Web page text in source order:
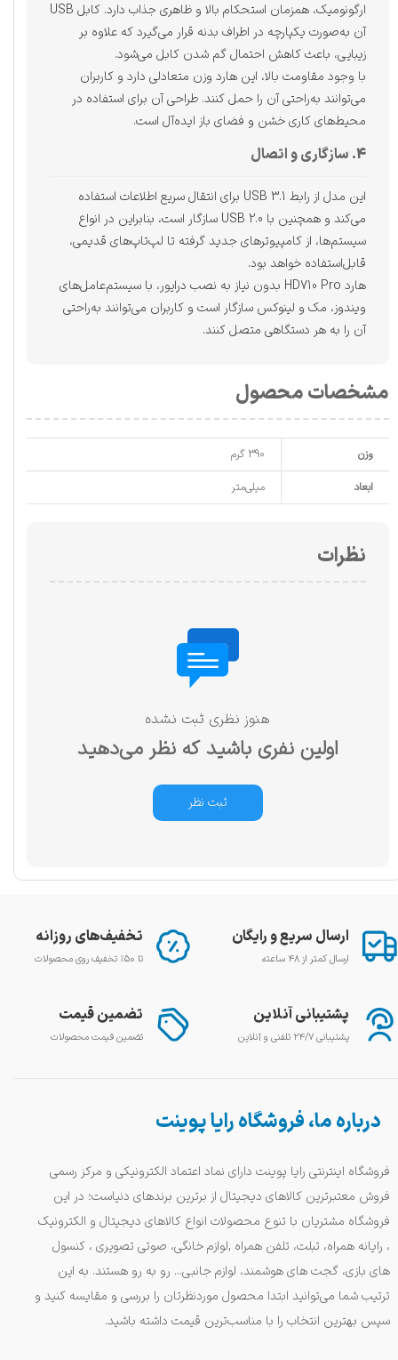
مشخصات محصول
وزن 390 گرم
ابعاد میلی‌متر
ارگونومیک، همزمان استحکام بالا و ظاهری جذاب دارد. کابل USB
آن به‌صورت یکپارچه در اطراف بدنه قرار می‌گیرد که علاوه بر
زیبایی، باعث کاهش احتمال گم شدن کابل می‌شود.
با وجود مقاومت بالا، این هارد وزن متعادلی دارد و کاربران
می‌توانند به‌راحتی آن را حمل کنند. طراحی آن برای استفاده در
محیط‌های کاری خشن و فضای باز ایده‌آل است.
4. سازگاری و اتصال
این مدل از رابط USB 3.1 برای انتقال سریع اطلاعات استفاده
می‌کند و همچنین با USB 2.0 سازگار است، بنابراین در انواع
سیستم‌ها، از کامپیوترهای جدید گرفته تا لپ‌تاپ‌های قدیمی،
قابل‌استفاده خواهد بود.
هارد HD710 Pro بدون نیاز به نصب درایور، با سیستم‌عامل‌های
ویندوز، مک و لینوکس سازگار است و کاربران می‌توانند به‌راحتی
آن را به هر دستگاهی متصل کنند.
نظرات
هنوز نظری ثبت نشده
اولین نفری باشید که نظر می‌دهید
ثبت نظر
درباره ما، فروشگاه رایا پوینت
فروشگاه اینترنتی رایا پوینت دارای نماد اعتماد الکترونیکی و مرکز رسمی
فروش معتبرترین کالاهای دیجیتال از برترین برندهای دنیاست؛ در این
فروشگاه مشتریان با تنوع محصولات انواع کالاهای دیجیتال و الکترونیک
، رایانه همراه، تبلت، تلفن همراه ,لوازم خانگی، صوتی تصویری ، کنسول
های بازی، گجت های هوشمند، لوازم جانبی... رو به رو هستند. به این
ترتیب شما می‌توانید ابتدا محصول موردنظرتان را بررسی و مقایسه کنید و
سپس بهترین انتخاب را با مناسب‌ترین قیمت داشته باشید.
ارسال سریع و رایگان
ارسال کمتر از ۴۸ ساعته
تخفیف‌های روزانه
تا ۵۰٪ تخفیف روی محصولات
پشتیبانی آنلاین
پشتیبانی ۲۴/۷ تلفنی و آنلاین
تضمین قیمت
تضمین قیمت محصولات